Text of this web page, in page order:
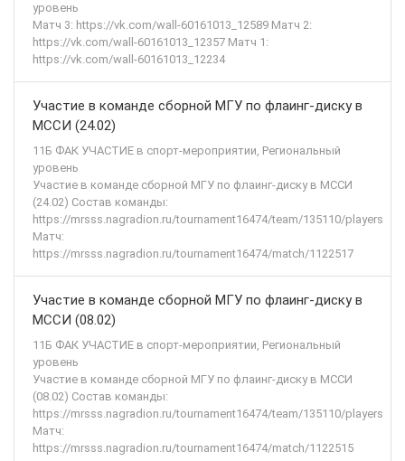
уровень
Матч 3: https://vk.com/wall-60161013_12589 Матч 2:
https://vk.com/wall-60161013_12357 Матч 1:
https://vk.com/wall-60161013_12234
Участие в команде сборной МГУ по флаинг-диску в
МССИ (24.02)
11Б ФАК УЧАСТИЕ в спорт-мероприятии, Региональный
уровень
Участие в команде сборной МГУ по флаинг-диску в МССИ
(24.02) Состав команды:
https://mrsss.nagradion.ru/tournament16474/team/135110/players
Матч:
https://mrsss.nagradion.ru/tournament16474/match/1122517
Участие в команде сборной МГУ по флаинг-диску в
МССИ (08.02)
11Б ФАК УЧАСТИЕ в спорт-мероприятии, Региональный
уровень
Участие в команде сборной МГУ по флаинг-диску в МССИ
(08.02) Состав команды:
https://mrsss.nagradion.ru/tournament16474/team/135110/players
Матч:
https://mrsss.nagradion.ru/tournament16474/match/1122515